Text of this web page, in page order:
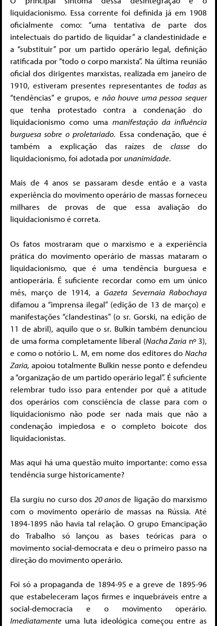
liquidacionismo. Essa corrente foi definida já em 1908
oficialmente como: “uma tentativa de parte dos
intelectuais do partido de liquidar” a clandestinidade e
a “substituir” por um partido operário legal, definição
ratificada por “todo o corpo marxista”. Na última reunião
oficial dos dirigentes marxistas, realizada em janeiro de
1910, estiveram presentes representantes de todas as
“tendências” e grupos, e não houve uma pessoa sequer
que tenha protestado contra a condenação do
liquidacionismo como uma manifestação da influência
burguesa sobre o proletariado. Essa condenação, que é
também a explicação das raízes declassedo
liquidacionismo, foi adotada porunanimidade.
Mais de 4 anos se passaram desde então e a vasta
experiência do movimento operário de massas forneceu
milhares de provas de que essa avaliação do
liquidacionismo é correta.
Os fatos mostraram que o marxismo e a experiência
prática do movimento operário de massas mataram o
liquidacionismo, que é uma tendência burguesa e
antioperária. É suficiente recordar como em um único
mês, março de 1914, aGazeta Severnaia Rabochaya
difamou a “imprensa ilegal” (edição de 13 de março) e
manifestações “clandestinas” (o sr. Gorski, na edição de
11 de abril), aquilo que o sr. Bulkin também denunciou
de uma forma completamente liberal (Nacha Zaria nº 3),
e como o notório L. M, em nome dos editores do Nacha
Zaria, apoiou totalmente Bulkin nesse ponto e defendeu
a “organização de um partido operário legal”. É suficiente
relembrar tudo isso para entender por quê a atitude
dos operários com consciência de classe para com o
liquidacionismo não pode ser nada mais que não a
condenação impiedosa e o completo boicote dos
liquidacionistas.
Mas aqui há uma questão muito importante: como essa
tendência surge historicamente?
Ela surgiu no curso dos 20 anosde ligação do marxismo
com o movimento operário de massas na Rússia. Até
1894-1895 não havia tal relação. O grupo Emancipação
do Trabalho só lançou as bases teóricas para o
movimento social-democrata e deu o primeiro passo na
direção do movimento operário.
Foi só a propaganda de 1894-95 e a greve de 1895-96
que estabeleceram laços firmes e inquebráveis entre a
social-democracia e o movimento operário.
Imediatamente uma luta ideológica começou entre as